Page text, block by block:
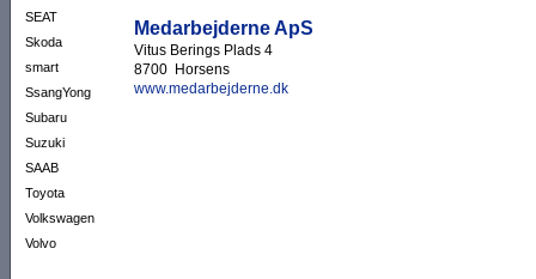
SEAT
Skoda
smart
SsangYong
Subaru
Suzuki
SAAB
Toyota
Volkswagen
Volvo
Medarbejderne ApS
Vitus Berings Plads 4
8700 Horsens
www.medarbejderne.dk